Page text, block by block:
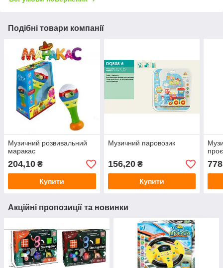
Подібні товари компанії
Музичний розвивальний
маракас
204,10 ₴
Купити
Музичний паровозик
156,20₴
Купити
Акційні пропозиції та новинки